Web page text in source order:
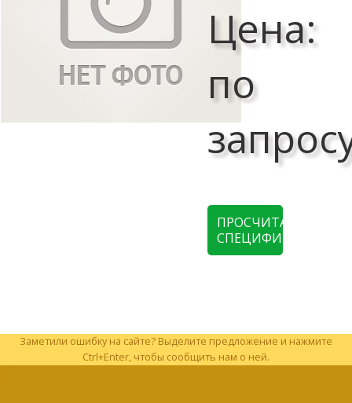
Цена:
по
ПРОСЧИТАТЬ
СПЕЦИФИКАЦИЮ
Заметили ошибку на сайте? Выделите предложение и нажмите
Ctrl+Enter, чтобы сообщить нам о ней.